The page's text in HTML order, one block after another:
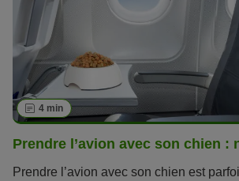
4 min
Prendre l’avion avec son chien :
Prendre l’avion avec son chien est